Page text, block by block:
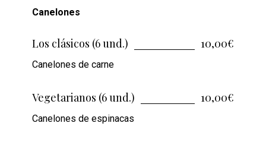
Canelones
Los clásicos (6 und.) 10,00€
Canelones de carne
Vegetarianos (6 und.) 10,00€
Canelones de espinacas